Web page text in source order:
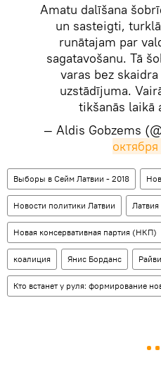
Amatu dalīšana
un sasteigti,
runātajam par
sagatavošanu. Tā
varas bez
uzstādījuma.
tikšanās laikā
— Aldis Gobzems
октября
Выборы в Сейм Латвии - 2018
Новости политики Латвии Латвия
Новая консервативная партия (НКП)
коалиция Янис Борданс
Кто встанет у руля: формирование